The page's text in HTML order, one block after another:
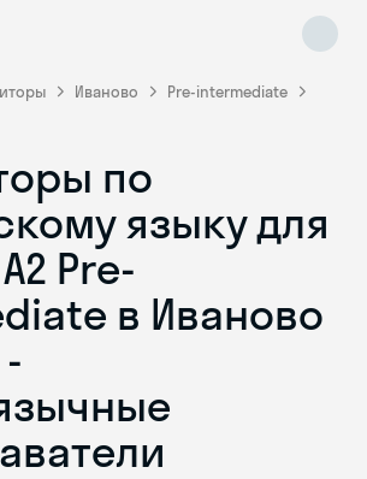
Иваново
Pre-intermediate
по
языку для
Pre-
в Иваново